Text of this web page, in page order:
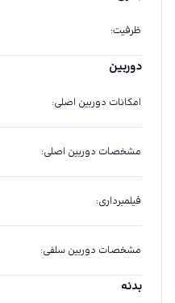
ظرفیت:
دوربین
امکانات دوربین اصلی:
مشخصات دوربین اصلی:
فیلمبرداری:
مشخصات دوربین سلفی:
بدنه